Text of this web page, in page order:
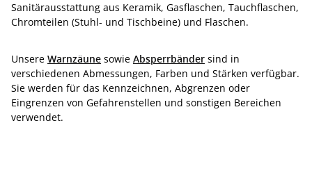
Sanitärausstattung aus Keramik, Gasflaschen, Tauchflaschen,
Chromteilen (Stuhl- und Tischbeine) und Flaschen.
Unsere Warnzäune sowie Absperrbänder sind in
verschiedenen Abmessungen, Farben und Stärken verfügbar.
Sie werden für das Kennzeichnen, Abgrenzen oder
Eingrenzen von Gefahrenstellen und sonstigen Bereichen
verwendet.